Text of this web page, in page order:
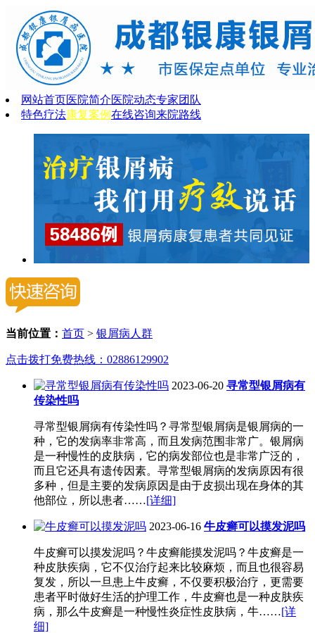
网站首页医院简介医院动态专家团队
特色疗法康复案例在线咨询来院路线
当前位置： 首页 > 银屑病人群
点击拨打免费热线：02886129902
2023-06-20 寻常型银屑病有
传染性吗
寻常型银屑病有传染性吗？寻常型银屑病是银屑病的一
种，它的发病率非常高，而且发病范围非常广。银屑病
是一种慢性的皮肤病，它的病发部位也是非常广泛的，
而且它还具有遗传因素。寻常型银屑病的发病原因有很
多种，但是主要的发病原因是由于皮损出现在身体的其
他部位，所以患者……[详细]
2023-06-16 牛皮癣可以摸发泥吗
牛皮癣可以摸发泥吗？牛皮癣能摸发泥吗？牛皮癣是一
种皮肤疾病，它不仅治疗起来比较麻烦，而且也很容易
复发，所以一旦患上牛皮癣，不仅要积极治疗，更需要
患者平时做好生活的护理工作，牛皮癣也是一种皮肤疾
病，那么牛皮癣是一种慢性炎症性皮肤病，牛……[详
细]